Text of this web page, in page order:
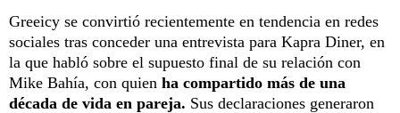
Greeicy se convirtió recientemente en tendencia en redes
sociales tras conceder una entrevista para Kapra Diner, en
la que habló sobre el supuesto final de su relación con
Mike Bahía, con quien ha compartido más de una
década de vida en pareja. Sus declaraciones generaron